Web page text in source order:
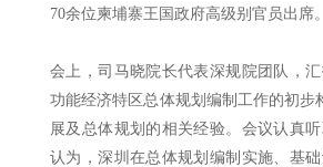
70余位柬埔寨王国政府高级别官员出席。
会上，司马晓院长代表深规院团队，
功能经济特区总体规划编制工作的初步
展及总体规划的相关经验。会议认真
认为，深圳在总体规划编制实施、基